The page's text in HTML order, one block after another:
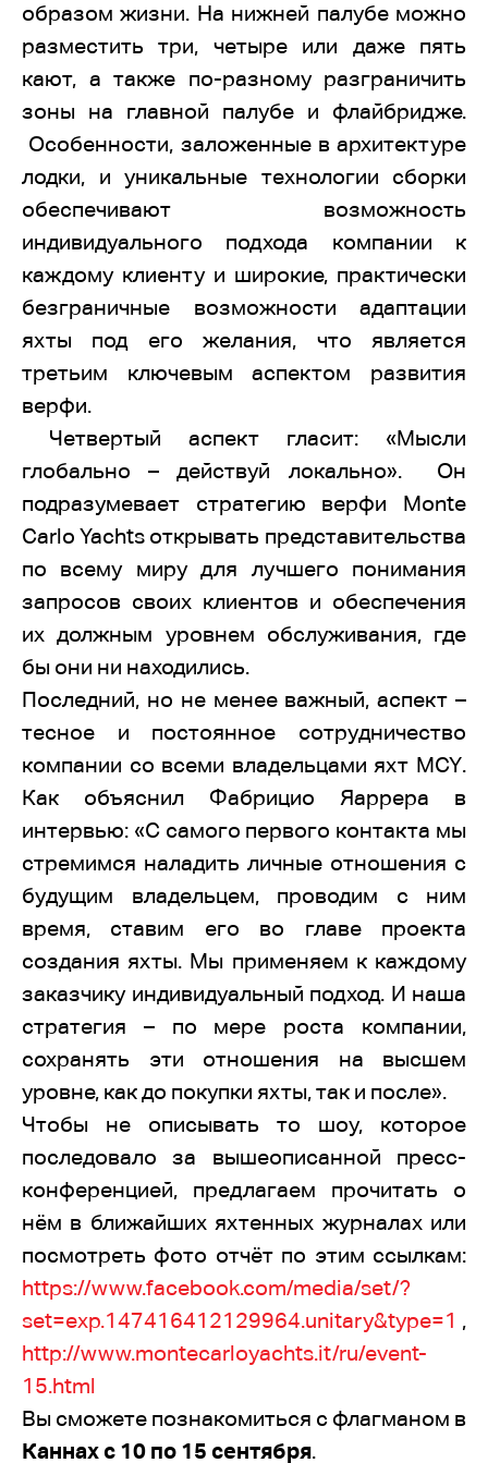
образом жизни. На нижней палубе можно
разместить три, четыре или даже пять
кают, а также по-разному разграничить
зоны на главной палубе и флайбридже.
Особенности, заложенные в архитектуре
лодки, и уникальные технологии сборки
обеспечивают возможность
индивидуального подхода компании к
каждому клиенту и широкие, практически
безграничные возможности адаптации
яхты под его желания, что является
третьим ключевым аспектом развития
верфи.
Четвертый аспект гласит: «Мысли
глобально – действуй локально». Он
подразумевает стратегию верфи Monte
Carlo Yachts открывать представительства
по всему миру для лучшего понимания
запросов своих клиентов и обеспечения
их должным уровнем обслуживания, где
бы они ни находились.
Последний, но не менее важный, аспект –
тесное и постоянное сотрудничество
компании со всеми владельцами яхт MCY.
Как объяснил Фабрицио Яаррера в
интервью: «С самого первого контакта мы
стремимся наладить личные отношения с
будущим владельцем, проводим с ним
время, ставим его во главе проекта
создания яхты. Мы применяем к каждому
заказчику индивидуальный подход. И наша
стратегия – по мере роста компании,
сохранять эти отношения на высшем
уровне, как до покупки яхты, так и после».
Чтобы не описывать то шоу, которое
последовало за вышеописанной пресс-
конференцией, предлагаем прочитать о
нём в ближайших яхтенных журналах или
посмотреть фото отчёт по этим ссылкам:
https://www.facebook.com/media/set/?
set=exp.147416412129964.unitary&type=1 ,
http://www.montecarloyachts.it/ru/event-
15.html
Вы сможете познакомиться с флагманом в
Каннах с 10 по 15 сентября.